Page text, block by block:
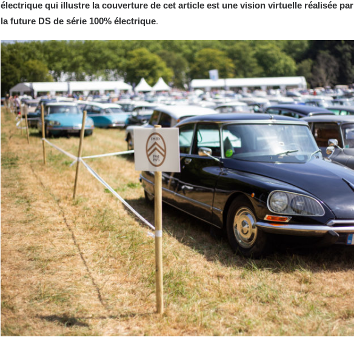
électrique qui illustre la couverture de cet article est une vision virtuelle réalisée par
la future DS de série 100% électrique.